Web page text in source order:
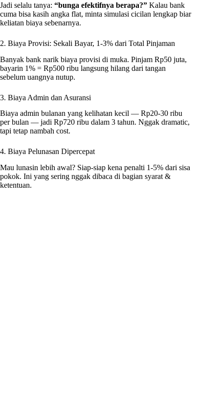
Jadi selalu tanya: “bunga efektifnya berapa?” Kalau bank
cuma bisa kasih angka flat, minta simulasi cicilan lengkap biar
keliatan biaya sebenarnya.
2. Biaya Provisi: Sekali Bayar, 1-3% dari Total Pinjaman
Banyak bank narik biaya provisi di muka. Pinjam Rp50 juta,
bayarin 1% = Rp500 ribu langsung hilang dari tangan
sebelum uangnya nutup.
3. Biaya Admin dan Asuransi
Biaya admin bulanan yang kelihatan kecil — Rp20-30 ribu
per bulan — jadi Rp720 ribu dalam 3 tahun. Nggak dramatic,
tapi tetap nambah cost.
4. Biaya Pelunasan Dipercepat
Mau lunasin lebih awal? Siap-siap kena penalti 1-5% dari sisa
pokok. Ini yang sering nggak dibaca di bagian syarat &
ketentuan.